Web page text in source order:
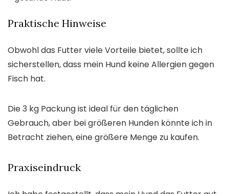
Praktische Hinweise
Obwohl das Futter viele Vorteile bietet, sollte ich
sicherstellen, dass mein Hund keine Allergien gegen
Fisch hat.
Die 3 kg Packung ist ideal für den täglichen
Gebrauch, aber bei größeren Hunden könnte ich in
Betracht ziehen, eine größere Menge zu kaufen.
Praxiseindruck